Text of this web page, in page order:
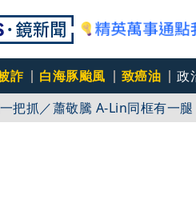
詐 白海豚颱風 致癌油 政
把抓／蕭敬騰 A-Lin同框有一
把抓／許韶恩我獨自清醒 邵